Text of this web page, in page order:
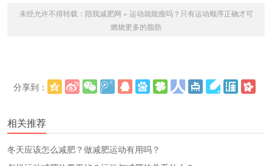
未经允许不得转载： 陪我减肥网 » 运动就能瘦吗？只有运动顺序正确才可
燃烧更多的脂肪
分享到：
相关推荐
冬天应该怎么减肥？做减肥运动有用吗？